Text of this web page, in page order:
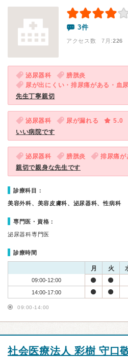
3件
アクセス数 7月:226
泌尿器科
膀胱炎
尿が出にくい・排尿痛がある・血尿
先生丁寧親切
泌尿器科 尿が漏れる
5.0
いい病院です
泌尿器科 膀胱炎 排尿痛が
親切で親身な先生です
診療科目：
美容外科、美容皮膚科、泌尿器科、性病科
専門医・資格：
泌尿器科専門医
診療時間
月 火
09:00-12:00
14:00-17:00
09:00-14:00
社会医療法人 彩樹 守口